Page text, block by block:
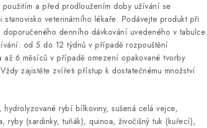
a před prodloužením doby užívání se
stanovisko veterinárního lékaře. Podávejte produkt při
denního dávkování uvedeného v tabulce.
od 5 do 12 týdnů v případě rozpouštění
až 6 měsíců v případě omezení opakované tvorby
zajistěte zvířeti přístup k dostatečnému množství
rybí bílkoviny, sušená celá vejce,
ryby (sardinky, tuňák), quinoa, živočišný tuk (kuřecí),